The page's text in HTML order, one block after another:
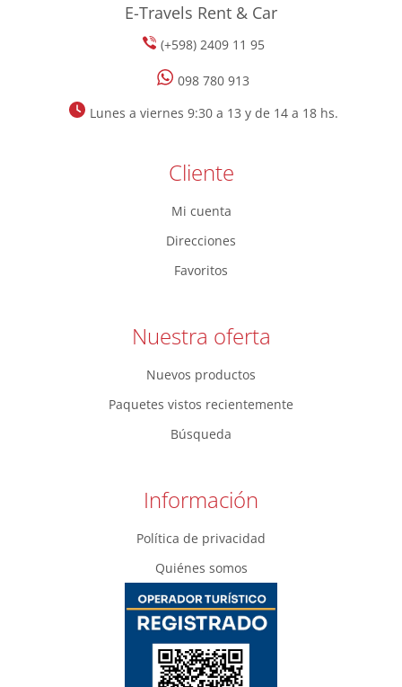
E-Travels Rent & Car
(+598) 2409 11 95
098 780 913
Lunes a viernes 9:30 a 13 y de 14 a 18 hs.
Cliente
Mi cuenta
Direcciones
Favoritos
Nuestra oferta
Nuevos productos
Paquetes vistos recientemente
Búsqueda
Información
Política de privacidad
Quiénes somos